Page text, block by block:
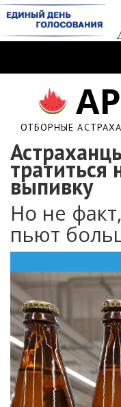
ОТБОРНЫЕ
тратиться
выпивку
Но не
пьют